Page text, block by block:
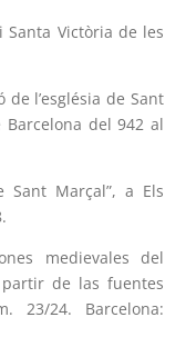
Santa Victòria de les
l’església de Sant
Barcelona del 942 al
Sant Marçal”, a Els
medievales del
partir de las fuentes
23/24. Barcelona: